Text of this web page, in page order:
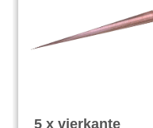
5 x vierkante